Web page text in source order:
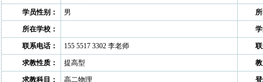
学员性别： 男
所在学校：
联系电话： 155 5517 3302 李老师
求教性质： 提高型
求教科目： 高二物理